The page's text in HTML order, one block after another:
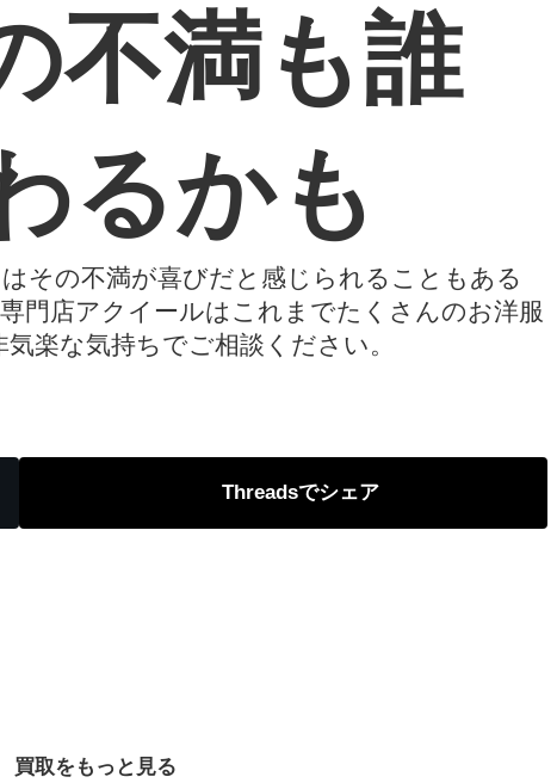
不満も誰
るかも
その不満が喜びだと感じられることもある
門店アクイールはこれまでたくさんのお洋服
楽な気持ちでご相談ください。
Threads
買取をもっと見る